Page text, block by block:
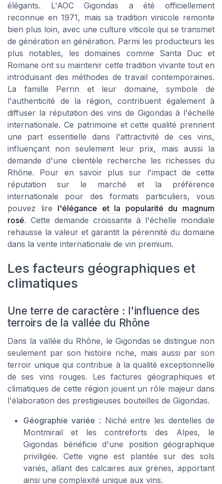
élégants. L'AOC Gigondas a été officiellement
reconnue en 1971, mais sa tradition vinicole remonte
bien plus loin, avec une culture viticole qui se transmet
de génération en génération. Parmi les producteurs les
plus notables, les domaines comme Santa Duc et
Romane ont su maintenir cette tradition vivante tout en
introduisant des méthodes de travail contemporaines.
La famille Perrin et leur domaine, symbole de
l'authenticité de la région, contribuent également à
diffuser la réputation des vins de Gigondas à l'échelle
internationale. Ce patrimoine et cette qualité prennent
une part essentielle dans l'attractivité de ces vins,
influençant non seulement leur prix, mais aussi la
demande d'une clientèle recherche les richesses du
Rhône. Pour en savoir plus sur l'impact de cette
réputation sur le marché et la préférence
internationale pour des formats particuliers, vous
pouvez lire l'élégance et la popularité du magnum
rosé. Cette demande croissante à l'échelle mondiale
rehausse la valeur et garantit la pérennité du domaine
dans la vente internationale de vin premium.
Les facteurs géographiques et
climatiques
Une terre de caractère : l'influence des
terroirs de la vallée du Rhône
Dans la vallée du Rhône, le Gigondas se distingue non
seulement par son histoire riche, mais aussi par son
terroir unique qui contribue à la qualité exceptionnelle
de ses vins rouges. Les factures géographiques et
climatiques de cette région jouent un rôle majeur dans
l'élaboration des prestigieuses bouteilles de Gigondas.
Géographie variée : Niché entre les dentelles de
Montmirail et les contreforts des Alpes, le
Gigondas bénéficie d'une position géographique
priviligée. Cette vigne est plantée sur des sols
variés, allant des calcaires aux grènes, apportant
ainsi une complexité unique aux vins.